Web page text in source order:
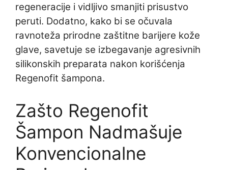
regeneracije i vidljivo smanjiti prisustvo
peruti. Dodatno, kako bi se očuvala
ravnoteža prirodne zaštitne barijere kože
glave, savetuje se izbegavanje agresivnih
silikonskih preparata nakon korišćenja
Regenofit šampona.
Zašto Regenofit
Šampon Nadmašuje
Konvencionalne